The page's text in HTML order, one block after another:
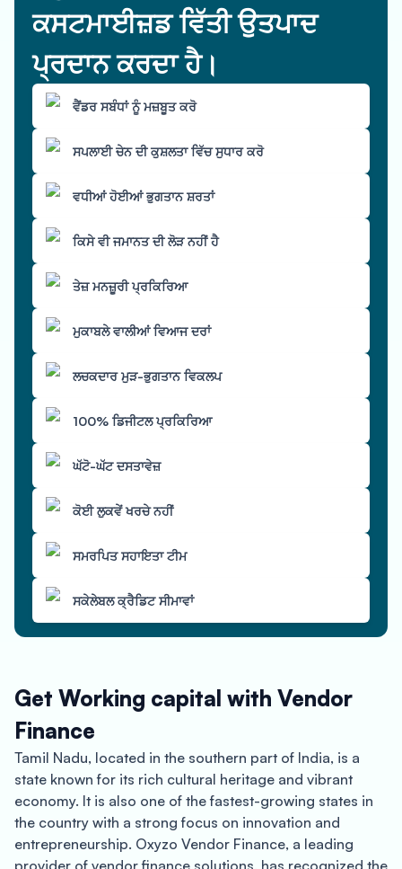
ਕਸਟਮਾਈਜ਼ਡ ਵਿੱਤੀ ਉਤਪਾਦ
ਪ੍ਰਦਾਨ ਕਰਦਾ ਹੈ।
ਵੈਂਡਰ ਸਬੰਧਾਂ ਨੂੰ ਮਜ਼ਬੂਤ ਕਰੋ
ਸਪਲਾਈ ਚੇਨ ਦੀ ਕੁਸ਼ਲਤਾ ਵਿੱਚ ਸੁਧਾਰ ਕਰੋ
ਵਧੀਆਂ ਹੋਈਆਂ ਭੁਗਤਾਨ ਸ਼ਰਤਾਂ
ਕਿਸੇ ਵੀ ਜਮਾਨਤ ਦੀ ਲੋੜ ਨਹੀਂ ਹੈ
ਤੇਜ਼ ਮਨਜ਼ੂਰੀ ਪ੍ਰਕਿਰਿਆ
ਮੁਕਾਬਲੇ ਵਾਲੀਆਂ ਵਿਆਜ ਦਰਾਂ
ਲਚਕਦਾਰ ਮੁੜ-ਭੁਗਤਾਨ ਵਿਕਲਪ
100% ਡਿਜੀਟਲ ਪ੍ਰਕਿਰਿਆ
ਘੱਟੋ-ਘੱਟ ਦਸਤਾਵੇਜ਼
ਕੋਈ ਲੁਕਵੇਂ ਖਰਚੇ ਨਹੀਂ
ਸਮਰਪਿਤ ਸਹਾਇਤਾ ਟੀਮ
ਸਕੇਲੇਬਲ ਕ੍ਰੈਡਿਟ ਸੀਮਾਵਾਂ
Get Working capital with Vendor
Finance
Tamil Nadu, located in the southern part of India, is a
state known for its rich cultural heritage and vibrant
economy. It is also one of the fastest-growing states in
the country with a strong focus on innovation and
entrepreneurship. Oxyzo Vendor Finance, a leading
provider of vendor finance solutions, has recognized the